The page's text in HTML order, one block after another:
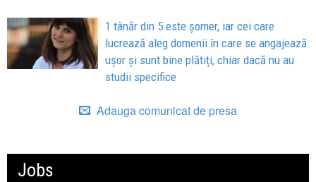
1 tânăr din 5 este șomer, iar cei care
lucrează aleg domenii în care se angajează
ușor și sunt bine plătiți, chiar dacă nu au
studii specifice
Adauga comunicat de presa
Jobs